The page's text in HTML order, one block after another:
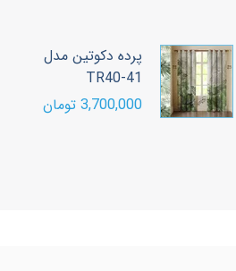
پرده دکوتین مدل
TR40-41
3,700,000 تومان